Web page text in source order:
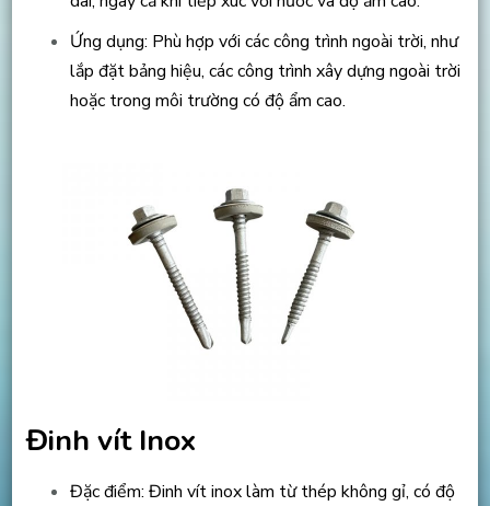
Ứng dụng: Phù hợp với các công trình ngoài trời, như
lắp đặt bảng hiệu, các công trình xây dựng ngoài trời
hoặc trong môi trường có độ ẩm cao.
Đinh vít Inox
Đặc điểm: Đinh vít inox làm từ thép không gỉ, có độ